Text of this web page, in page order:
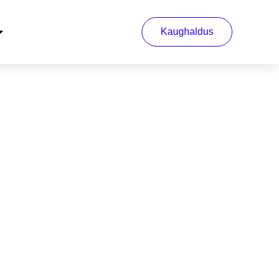
Kaughaldus